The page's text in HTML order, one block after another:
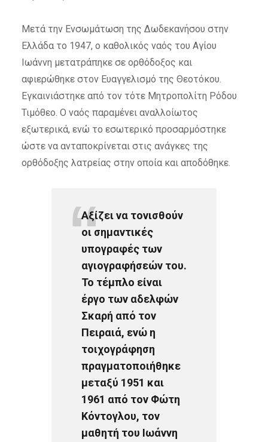
Μετά την Ενσωμάτωση της Δωδεκανήσου στην
Ελλάδα το 1947, ο καθολικός ναός του Αγίου
Ιωάννη μετατράπηκε σε ορθόδοξος και
αφιερώθηκε στον Ευαγγελισμό της Θεοτόκου.
Εγκαινιάστηκε από τον τότε Μητροπολίτη Ρόδου
Τιμόθεο. Ο ναός παραμένει αναλλοίωτος
εξωτερικά, ενώ το εσωτερικό προσαρμόστηκε
ώστε να ανταποκρίνεται στις ανάγκες της
ορθόδοξης λατρείας στην οποία και αποδόθηκε.
Αξίζει να τονισθούν
οι σημαντικές
υπογραφές των
αγιογραφήσεών του.
Το τέμπλο είναι
έργο των αδελφών
Σκαρή από τον
Πειραιά, ενώ η
τοιχογράφηση
πραγματοποιήθηκε
μεταξύ 1951 και
1961 από τον Φώτη
Κόντογλου, τον
μαθητή του Ιωάννη